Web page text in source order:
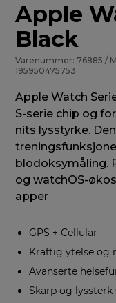
Apple
Black
Varenummer: 76885 /
195950475753
Apple Watch
S-serie chip og
nits lysstyrke.
blodoksymåling.
og watchOS-
apper
GPS + Cellular
Kraftig ytelse og
Avanserte
Skarp og